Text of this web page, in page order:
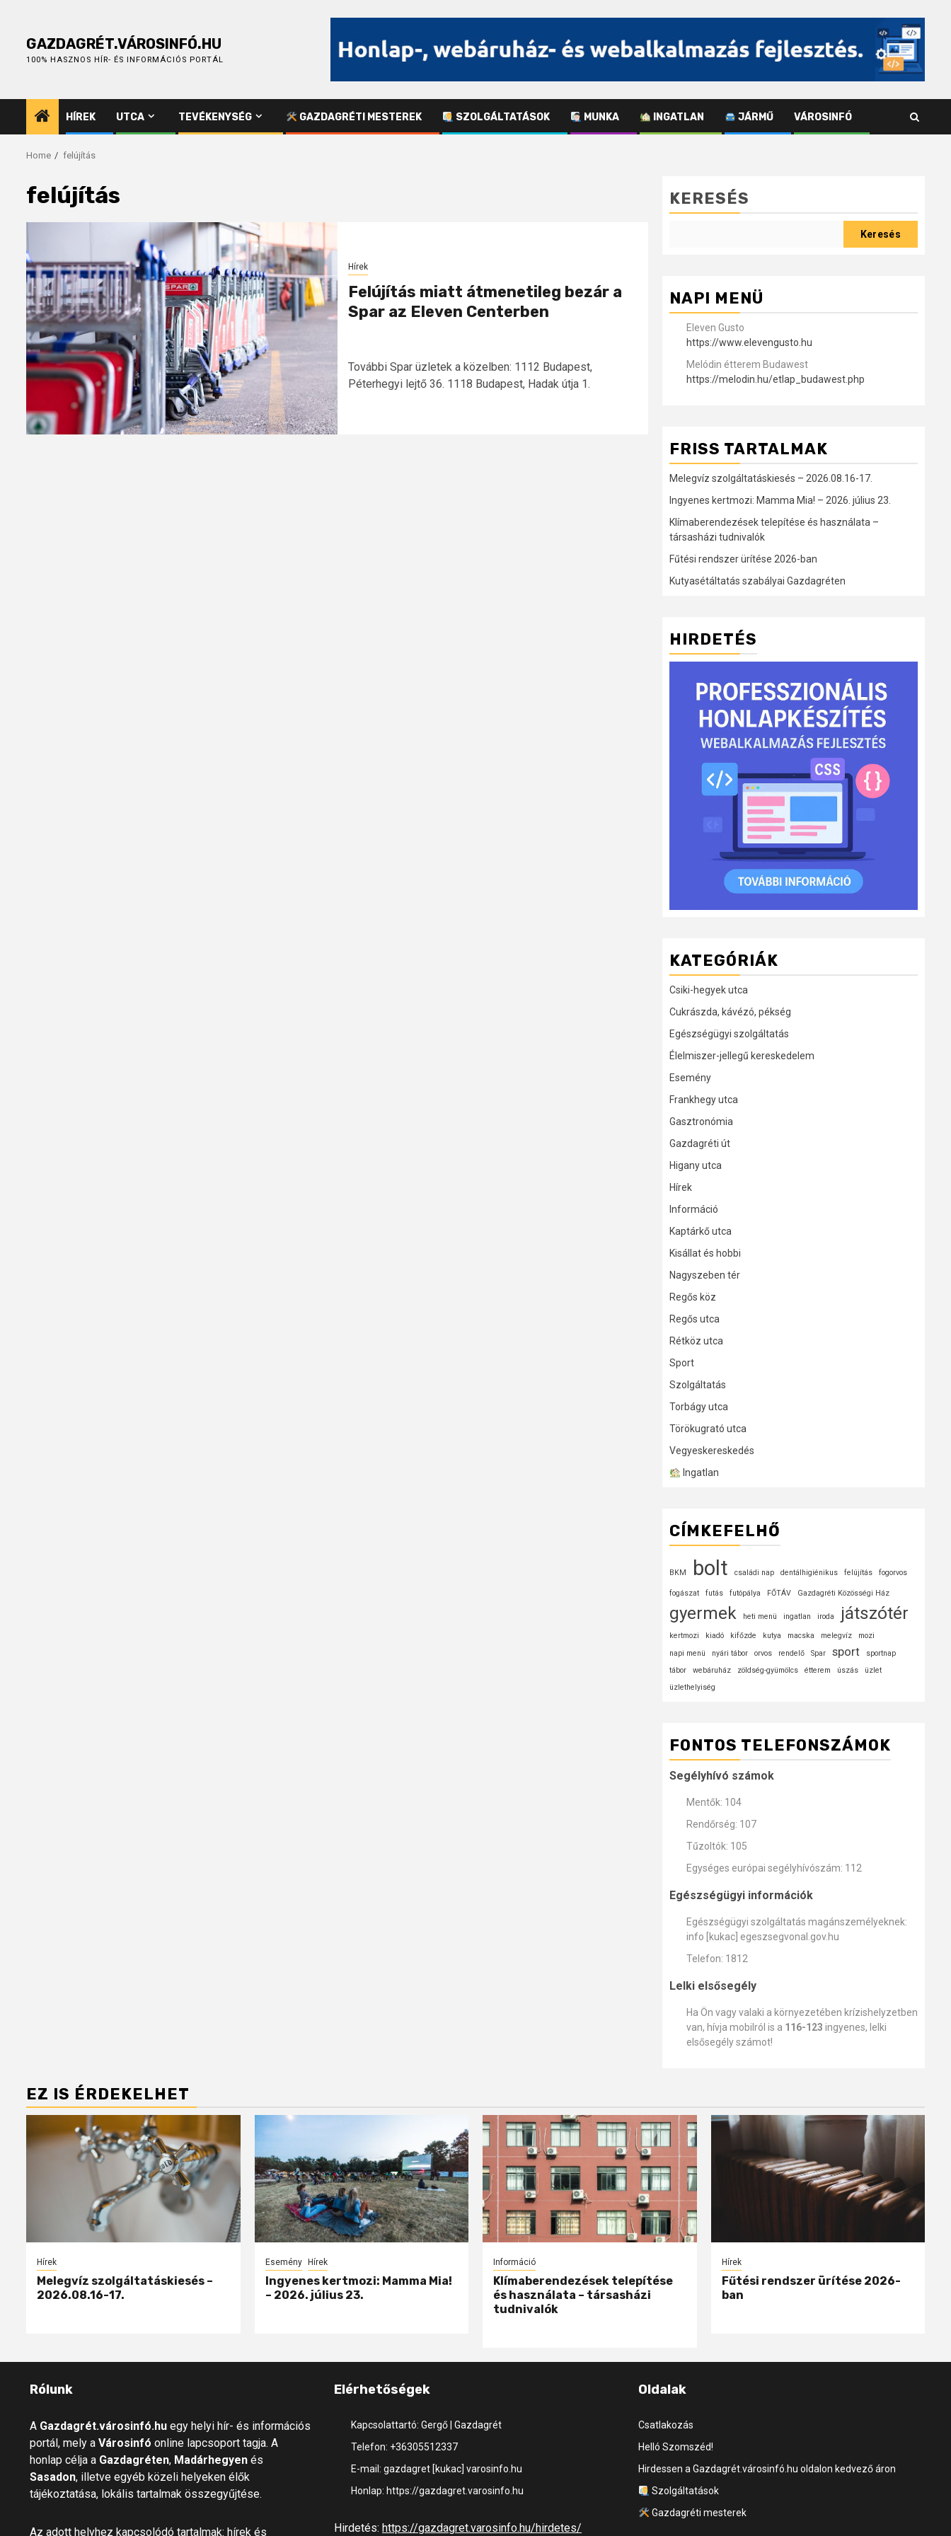
contentGAZDAGRÉT.VÁROSINFÓ.HU
100% HASZNOS HÍR- ÉS INFORMÁCIÓS PORTÁL
HÍREK UTCA TEVÉKENYSÉG GAZDAGRÉTI MESTEREK SZOLGÁLTATÁSOK MUNKA INGATLAN JÁRMŰ VÁROSINFÓ
Home felújítás
felújítás
Hírek
Felújítás miatt átmenetileg bezár a
Spar az Eleven Centerben
További Spar üzletek a közelben: 1112 Budapest,
Péterhegyi lejtő 36. 1118 Budapest, Hadak útja 1.
KERESÉS
Keresés
NAPI MENÜ
Eleven Gusto
https://www.elevengusto.hu
Melódin étterem Budawest
https://melodin.hu/etlap_budawest.php
FRISS TARTALMAK
Melegvíz szolgáltatáskiesés – 2026.08.16-17.
Ingyenes kertmozi: Mamma Mia! – 2026. július 23.
Klímaberendezések telepítése és használata –
társasházi tudnivalók
Fűtési rendszer ürítése 2026-ban
Kutyasétáltatás szabályai Gazdagréten
HIRDETÉS
KATEGÓRIÁK
Csiki-hegyek utca
Cukrászda, kávézó, pékség
Egészségügyi szolgáltatás
Élelmiszer-jellegű kereskedelem
Esemény
Frankhegy utca
Gasztronómia
Gazdagréti út
Higany utca
Hírek
Információ
Kaptárkő utca
Kisállat és hobbi
Nagyszeben tér
Regős köz
Regős utca
Rétköz utca
Sport
Szolgáltatás
Torbágy utca
Törökugrató utca
Vegyeskereskedés
Ingatlan
CÍMKEFELHŐ
BKM bolt családi nap dentálhigiénikus felújítás fogorvos
fogászat futás futópálya FŐTÁV Gazdagréti Közösségi Ház
gyermek heti menü ingatlan iroda játszótér
kertmozi kiadó kifőzde kutya macska melegvíz
mozi
napi menü
nyári tábor orvos rendelő Spar sport
sportnap
tábor
webáruház zöldség-gyümölcs étterem úszás
üzlet
üzlethelyiség
FONTOS TELEFONSZÁMOK
Segélyhívó számok
Mentők: 104
Rendőrség: 107
Tűzoltók: 105
Egységes európai segélyhívószám: 112
Egészségügyi információk
Egészségügyi szolgáltatás magánszemélyeknek:
info [kukac] egeszsegvonal.gov.hu
Telefon: 1812
Lelki elsősegély
Ha Ön vagy valaki a környezetében krízishelyzetben
van, hívja mobilról is a 116-123 ingyenes, lelki
elsősegély számot!
EZ IS ÉRDEKELHET
Hírek
Melegvíz szolgáltatáskiesés –
2026.08.16-17.
Esemény Hírek
Ingyenes kertmozi: Mamma Mia!
– 2026. július 23.
Információ
Klímaberendezések telepítése
és használata – társasházi
tudnivalók
Hírek
Fűtési rendszer ürítése 2026-
ban
Rólunk
A Gazdagrét.városinfó.hu egy helyi hír- és információs
portál, mely a Városinfó online lapcsoport tagja. A
honlap célja a Gazdagréten, Madárhegyen és
Sasadon, illetve egyéb közeli helyeken élők
tájékoztatása, lokális tartalmak összegyűjtése.
Az adott helyhez kapcsolódó tartalmak: hírek és
Elérhetőségek
Kapcsolattartó: Gergő | Gazdagrét
Telefon: +36305512337
E-mail: gazdagret [kukac] varosinfo.hu
Honlap: https://gazdagret.varosinfo.hu
Hirdetés: https://gazdagret.varosinfo.hu/hirdetes/
Oldalak
Csatlakozás
Helló Szomszéd!
Hirdessen a Gazdagrét.városinfó.hu oldalon kedvező áron
Szolgáltatások
Gazdagréti mesterek